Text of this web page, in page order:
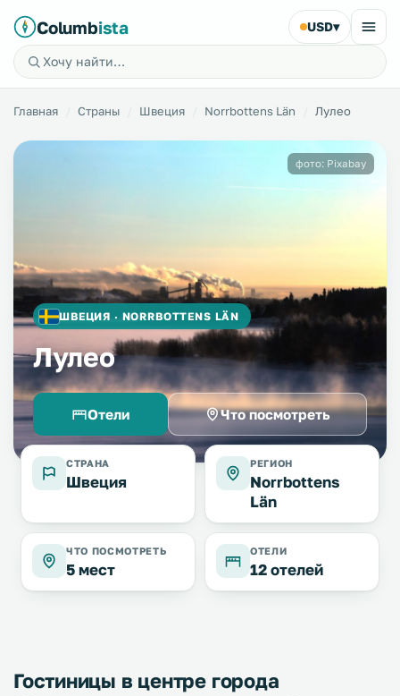
Columbista USD▾
Главная Страны Швеция Norrbottens Län Лулео
ШВЕЦИЯ · NORRBOTTENS LÄN
Лулео
Отели Что посмотреть
фото: Pixabay
СТРАНА
Швеция
РЕГИОН
Norrbottens
Län
ЧТО ПОСМОТРЕТЬ
5 мест
ОТЕЛИ
12 отелей
Гостиницы в центре города